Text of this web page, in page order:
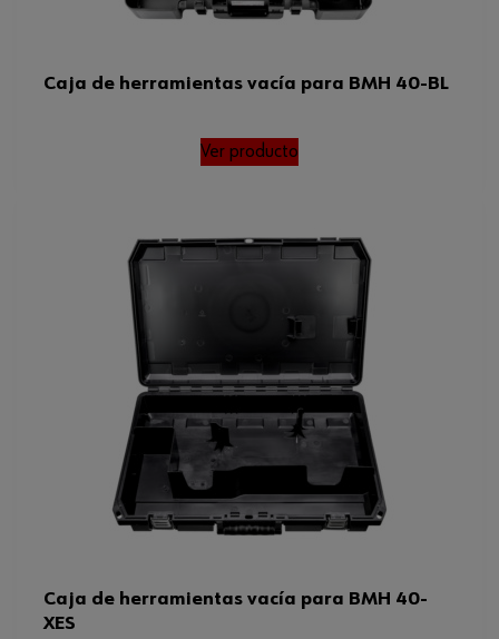
Caja de herramientas vacía para BMH 40-BL
Ver producto
Caja de herramientas vacía para BMH 40-
XES